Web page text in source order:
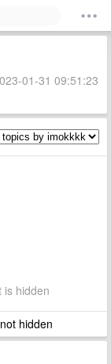
01-31 09:51:23
is hidden
hidden